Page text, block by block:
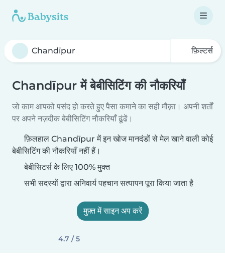
फ़िल्टर्स
Chandīpur में बेबीसिटिंग की नौकरियाँ
जो काम आपको पसंद हो करते हुए पैसा कमाने का सही मौक़ा। अपनी शर्तों
पर अपने नज़दीक बेबीसिटिंग नौकरियाँ ढूंढें।
फ़िलहाल Chandīpur में इन खोज मानदंडों से मेल खाने वाली कोई
बेबीसिटिंग की नौकरियाँ नहीं हैं।
बेबीसिटर्स के लिए 100% मुक्त
सभी सदस्यों द्वारा अनिवार्य पहचान सत्यापन पूरा किया जाता है
मुफ़्त में साइन अप करें
4.7 / 5